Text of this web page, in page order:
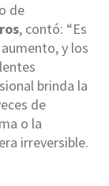
de
, contó: “Es
y los
brinda la
de
o la
irreversible.